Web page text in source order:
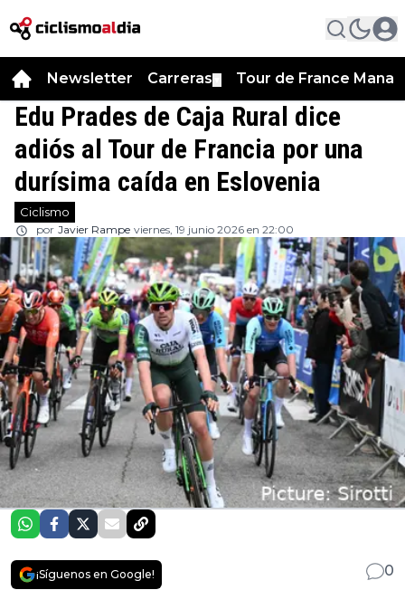
Newsletter Carreras Tour de France
Edu Prades de Caja Rural dice
adiós al Tour de Francia por una
durísima caída en Eslovenia
Ciclismo
por Javier Rampe viernes, 19 junio 2026 en 22:00
¡Síguenos en Google!
0